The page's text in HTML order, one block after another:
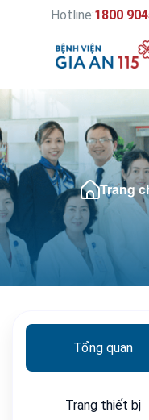
Hotline:1800
Trang
Tổng quan
Trang thiết bị